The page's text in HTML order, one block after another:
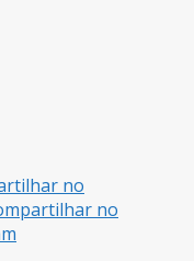
no
no